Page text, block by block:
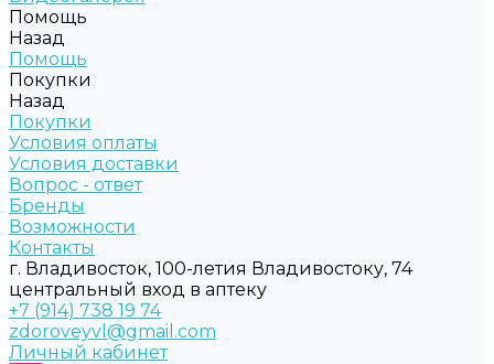
Помощь
Назад
Помощь
Покупки
Назад
Покупки
Условия оплаты
Условия доставки
Вопрос - ответ
Бренды
Возможности
Контакты
г. Владивосток, 100-летия Владивостоку, 74
центральный вход в аптеку
+7 (914) 738 19 74
zdoroveyvl@gmail.com
Личный кабинет